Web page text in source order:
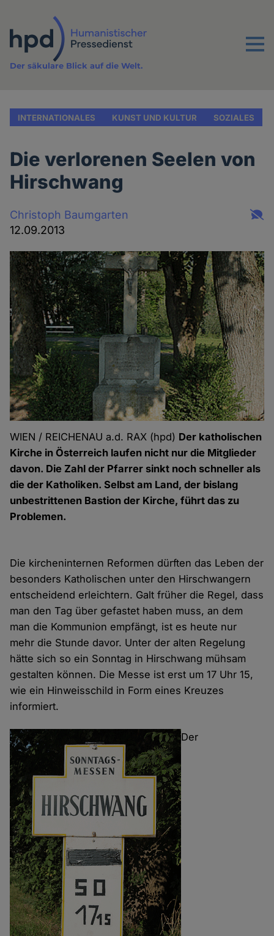
Inhalt
Menu
Der säkulare Blick auf die Welt.
INTERNATIONALES KUNST UND KULTUR SOZIALES
Die verlorenen Seelen von
Hirschwang
Christoph Baumgarten
12.09.2013
WIEN / REICHENAU a.d. RAX (hpd) Der katholischen
Kirche in Österreich laufen nicht nur die Mitglieder
davon. Die Zahl der Pfarrer sinkt noch schneller als
die der Katholiken. Selbst am Land, der bislang
unbestrittenen Bastion der Kirche, führt das zu
Problemen.
Die kircheninternen Reformen dürften das Leben der
besonders Katholischen unter den Hirschwangern
entscheidend erleichtern. Galt früher die Regel, dass
man den Tag über gefastet haben muss, an dem
man die Kommunion empfängt, ist es heute nur
mehr die Stunde davor. Unter der alten Regelung
hätte sich so ein Sonntag in Hirschwang mühsam
gestalten können. Die Messe ist erst um 17 Uhr 15,
wie ein Hinweisschild in Form eines Kreuzes
informiert.
Der